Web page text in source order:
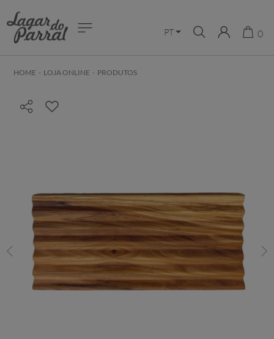
PT 0
HOME - LOJA ONLINE - PRODUTOS